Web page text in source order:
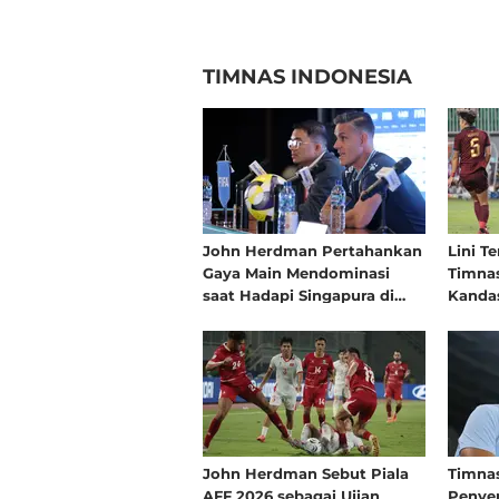
TIMNAS INDONESIA
John Herdman Pertahankan
Gaya Main Mendominasi
saat Hadapi Singapura di
AFF 2026
Lini
dan
John Herdman Sebut Piala